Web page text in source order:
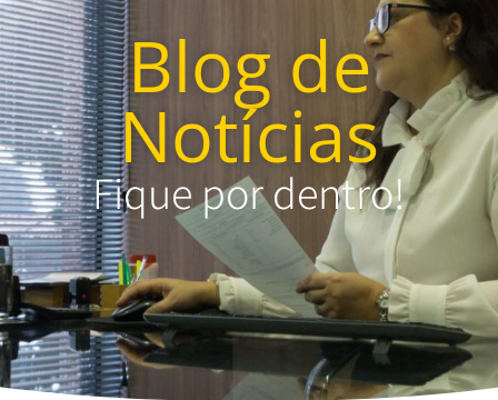
Blog de
Notícias
Fique por dentro!